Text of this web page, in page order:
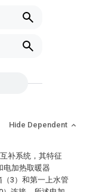
Hide Dependent
补系统，其特征
电加热取暖器
（3）和第一上水管